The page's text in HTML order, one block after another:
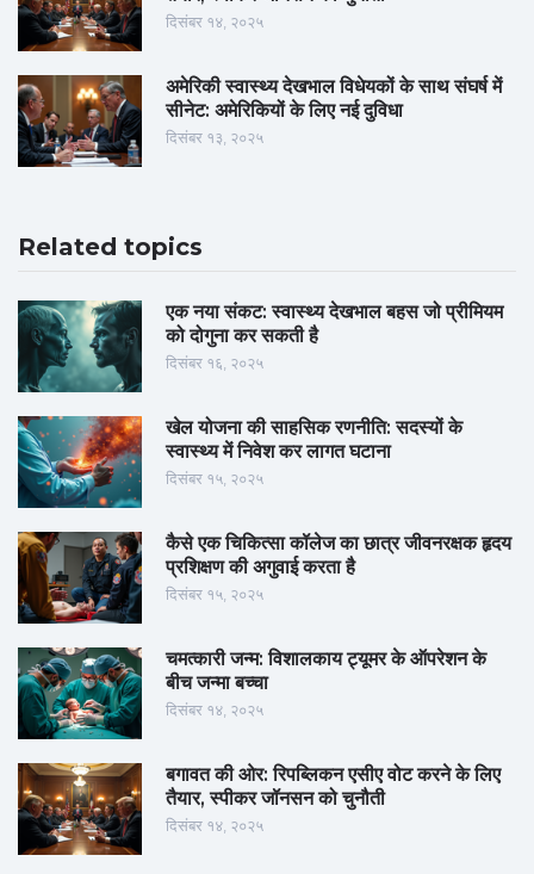
दिसंबर १४, २०२५
अमेरिकी स्वास्थ्य देखभाल विधेयकों के साथ संघर्ष में
सीनेट: अमेरिकियों के लिए नई दुविधा
दिसंबर १३, २०२५
Related topics
एक नया संकट: स्वास्थ्य देखभाल बहस जो प्रीमियम
को दोगुना कर सकती है
दिसंबर १६, २०२५
खेल योजना की साहसिक रणनीति: सदस्यों के
स्वास्थ्य में निवेश कर लागत घटाना
दिसंबर १५, २०२५
कैसे एक चिकित्सा कॉलेज का छात्र जीवनरक्षक हृदय
प्रशिक्षण की अगुवाई करता है
दिसंबर १५, २०२५
चमत्कारी जन्म: विशालकाय ट्यूमर के ऑपरेशन के
बीच जन्मा बच्चा
दिसंबर १४, २०२५
बगावत की ओर: रिपब्लिकन एसीए वोट करने के लिए
तैयार, स्पीकर जॉनसन को चुनौती
दिसंबर १४, २०२५